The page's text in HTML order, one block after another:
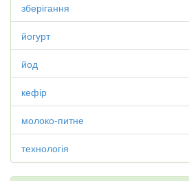
зберігання
йогурт
йод
кефір
молоко-питне
технологія